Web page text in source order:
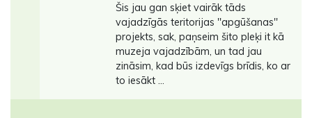
Šis jau gan sķiet vairāk tāds
vajadzīgās teritorijas ''apgūšanas''
projekts, sak, paņseim šito pleķi it kā
muzeja vajadzībām, un tad jau
zināsim, kad būs izdevīgs brīdis, ko ar
to iesākt ...